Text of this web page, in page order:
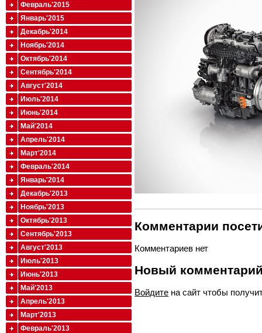
Комментарии
Комментариев нет
Новый
Войдите на сайт чтобы
Февраль'2015
Январь'2015
Декабрь'2014
Ноябрь'2014
Октябрь'2014
Сентябрь'2014
Август'2014
Июль'2014
Июнь'2014
Май'2014
Апрель'2014
Март'2014
Февраль'2014
Январь'2014
Декабрь'2013
Ноябрь'2013
Октябрь'2013
Сентябрь'2013
Август'2013
Июль'2013
Июнь'2013
Май'2013
Апрель'2013
Март'2013
Февраль'2013